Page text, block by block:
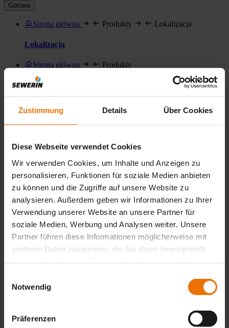
Zustimmung Details Über Cookies
Diese Webseite verwendet Cookies
Wir verwenden Cookies, um Inhalte und Anzeigen zu
personalisieren, Funktionen für soziale Medien anbieten
zu können und die Zugriffe auf unsere Website zu
analysieren. Außerdem geben wir Informationen zu Ihrer
Verwendung unserer Website an unsere Partner für
soziale Medien, Werbung und Analysen weiter. Unsere
Partner führen diese Informationen möglicherweise mit
weiteren Daten zusammen, die Sie ihnen bereitgestellt
Notwendig
Präferenzen
Gotowe
Strona główna Produkty Lokalizacja
Lokalizacja
Strona główna Produkty
Produkty
Woda
Woda
Strona główna Produkty
Gaz
Strona główna O nas
O nas
Protecting Water, Gas and Life. Na całym świecie wspieramy
naszych klientów w minimalizowaniu wycieków gazu i
wody, lokalizowaniu rur i przewodów oraz optymalizacji
biogazowni. Rozwiązania Sewerin łączą ponad 100 lat
doświadczenia z innowacyjnymi technologiami, umożliwiając
naszymi klientami chronimy ludzi przed ryzykiem wybuchu,
a środowisko przed niepotrzebnymi emisjami i stratami wody.
Strona główna